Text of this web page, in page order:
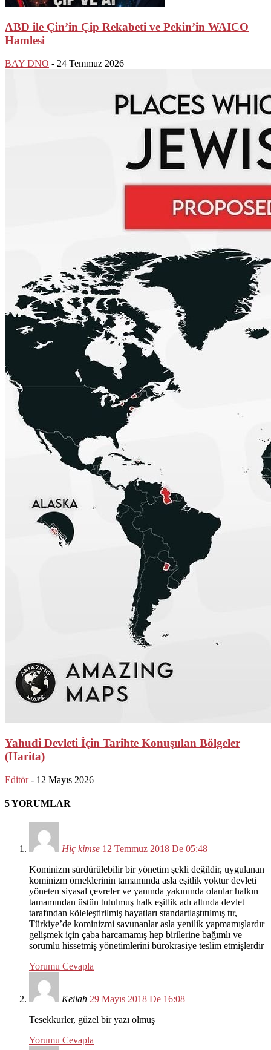
ABD ile Çin’in Çip Rekabeti ve Pekin’in WAICO
Hamlesi
BAY DNO - 24 Temmuz 2026
Yahudi Devleti İçin Tarihte Konuşulan Bölgeler
(Harita)
Editör - 12 Mayıs 2026
5 YORUMLAR
Hiç kimse 12 Temmuz 2018 De 05:48
Kominizm sürdürülebilir bir yönetim şekli değildir, uygulanan
kominizm örneklerinin tamamında asla eşitlik yoktur devleti
yöneten siyasal çevreler ve yanında yakınında olanlar halkın
tamamından üstün tutulmuş halk eşitlik adı altında devlet
tarafından köleleştirilmiş hayatları standartlaştıtılmış tır,
Türkiye’de kominizmi savunanlar asla yenilik yapmamışlardır
gelişmek için çaba harcamamış hep birilerine bağımlı ve
sorumlu hissetmiş yönetimlerini bürokrasiye teslim etmişlerdir
Yorumu Cevapla
Keilah 29 Mayıs 2018 De 16:08
Tesekkurler, güzel bir yazı olmuş
Yorumu Cevapla